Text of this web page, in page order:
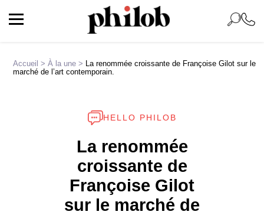
Accueil >À la une >
La renommée croissante de Françoise Gilot sur le
marché de l’art contemporain.
HELLO PHILOB
La renommée
croissante de
Françoise Gilot
sur le marché de